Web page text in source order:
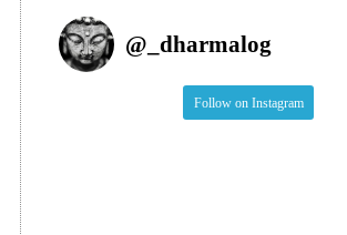
@ _dharmalog
Follow on Instagram